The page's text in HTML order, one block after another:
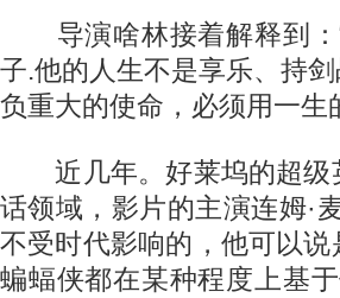
导演啥林接着解释到：
子.他的人生不是享乐、持
负重大的使命，必须用一生
近几年。好莱坞的超级
话领域，影片的主演连姆·
不受时代影响的，他可以
蝙蝠侠都在某种程度上基